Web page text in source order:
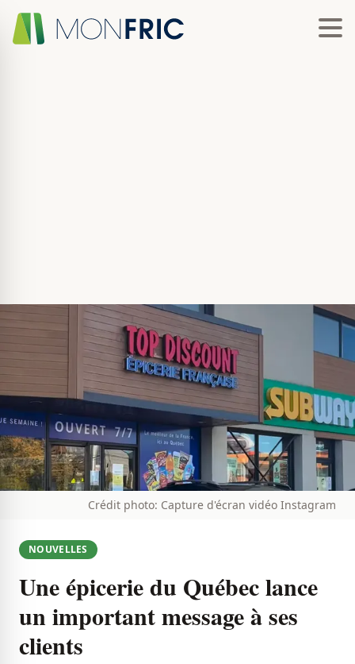
Crédit photo: Capture d'écran vidéo Instagram
NOUVELLES
Une épicerie du Québec lance
un important message à ses
clients